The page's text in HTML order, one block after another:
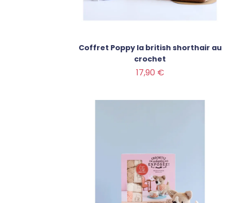
Coffret Poppy la british shorthair au
crochet
17,90 €